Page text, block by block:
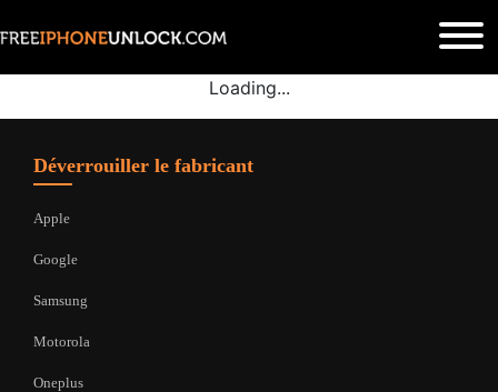
Loading...
Déverrouiller le fabricant
Apple
Google
Samsung
Motorola
Oneplus